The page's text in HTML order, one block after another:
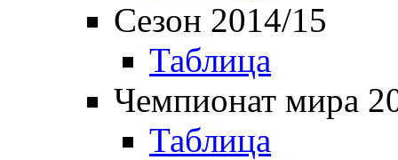
Сезон 2014/15
Таблица
Чемпионат мира
Таблица